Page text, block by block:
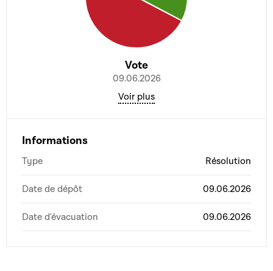
Vote
09.06.2026
Voir plus
Informations
Type Résolution
Date de dépôt 09.06.2026
Date d'évacuation 09.06.2026